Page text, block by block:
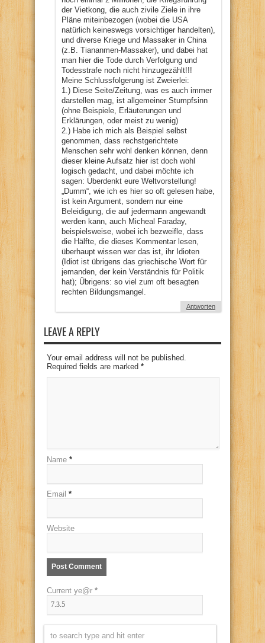
der Vietkong, die auch zivile Ziele in ihre
Pläne miteinbezogen (wobei die USA
natürlich keineswegs vorsichtiger handelten),
und diverse Kriege und Massaker in China
(z.B. Tiananmen-Massaker), und dabei hat
man hier die Tode durch Verfolgung und
Todesstrafe noch nicht hinzugezählt!!!
Meine Schlussfolgerung ist Zweierlei:
1.) Diese Seite/Zeitung, was es auch immer
darstellen mag, ist allgemeiner Stumpfsinn
(ohne Beispiele, Erläuterungen und
Erklärungen, oder meist zu wenig)
2.) Habe ich mich als Beispiel selbst
genommen, dass rechstgerichtete
Menschen sehr wohl denken können, denn
dieser kleine Aufsatz hier ist doch wohl
logisch gedacht, und dabei möchte ich
sagen: Überdenkt eure Weltvorstellung!
„Dumm“, wie ich es hier so oft gelesen habe,
ist kein Argument, sondern nur eine
Beleidigung, die auf jedermann angewandt
werden kann, auch Micheal Faraday,
beispielsweise, wobei ich bezweifle, dass
die Hälfte, die dieses Kommentar lesen,
überhaupt wissen wer das ist, ihr Idioten
(Idiot ist übrigens das griechische Wort für
jemanden, der kein Verständnis für Politik
hat); Übrigens: so viel zum oft besagten
rechten Bildungsmangel.
Antworten
LEAVE A REPLY
Your email address will not be published.
Required fields are marked *
Name *
Email *
Website
Current ye@r *